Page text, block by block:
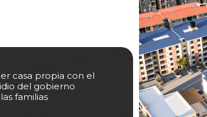
casa propia con el
del gobierno
familias